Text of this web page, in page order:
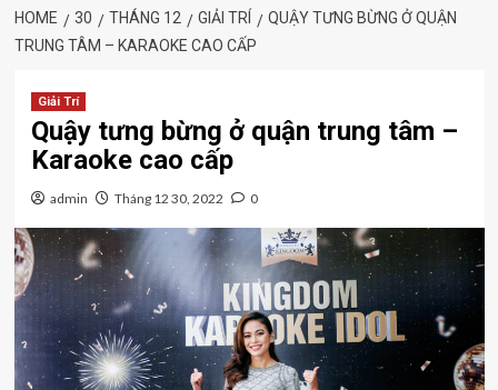
HOME 30 THÁNG 12 GIẢI TRÍ
QUẬY TƯNG BỪNG Ở QUẬN
TRUNG TÂM – KARAOKE CAO CẤP
Giải Trí
Quậy tưng bừng ở quận trung tâm –
Karaoke cao cấp
admin Tháng 12 30, 2022 0